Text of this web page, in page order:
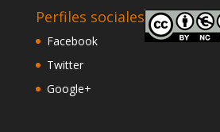
Perfiles sociales
Facebook
Twitter
Google+